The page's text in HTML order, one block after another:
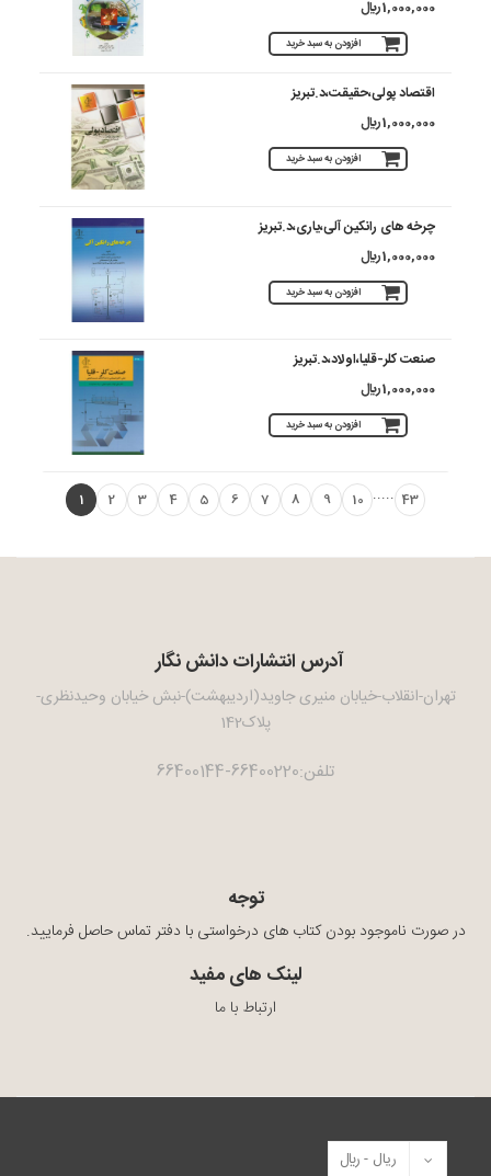
1,000,000 ريال
افزودن به سبد خرید
اقتصاد پولی،حقیقت،د.تبریز
1,000,000 ريال
افزودن به سبد خرید
چرخه های رانکین آلی،یاری،د.تبریز
1,000,000 ريال
افزودن به سبد خرید
صنعت کلر-قلیا،اولاد،د.تبریز
1,000,000 ريال
افزودن به سبد خرید
1 2 3 4 5 6 7 8 9 10 ..... 43
آدرس انتشارات دانش نگار
تهران-انقلاب-خیابان منیری جاوید(اردیبهشت)-نبش خیابان وحیدنظری-
پلاک142
تلفن:66400220-66400144
توجه
در صورت ناموجود بودن کتاب های درخواستی با دفتر تماس حاصل فرمایید.
لینک های مفید
ارتباط با ما